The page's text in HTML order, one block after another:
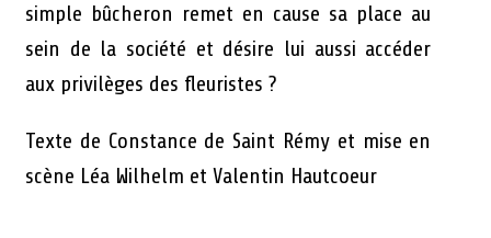
simple bûcheron remet en cause sa place au
sein de la société et désire lui aussi accéder
aux privilèges des fleuristes ?
Texte de Constance de Saint Rémy et mise en
scène Léa Wilhelm et Valentin Hautcoeur